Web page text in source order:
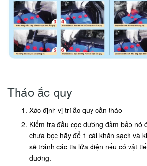
Tháo ắc quy
Xác định vị trí ắc quy cần tháo
Kiểm tra đầu cọc dương đảm bảo nó
chưa bọc hãy để 1 cái khăn sạch và
sẽ tránh các tia lửa điện nếu có vật
dương.